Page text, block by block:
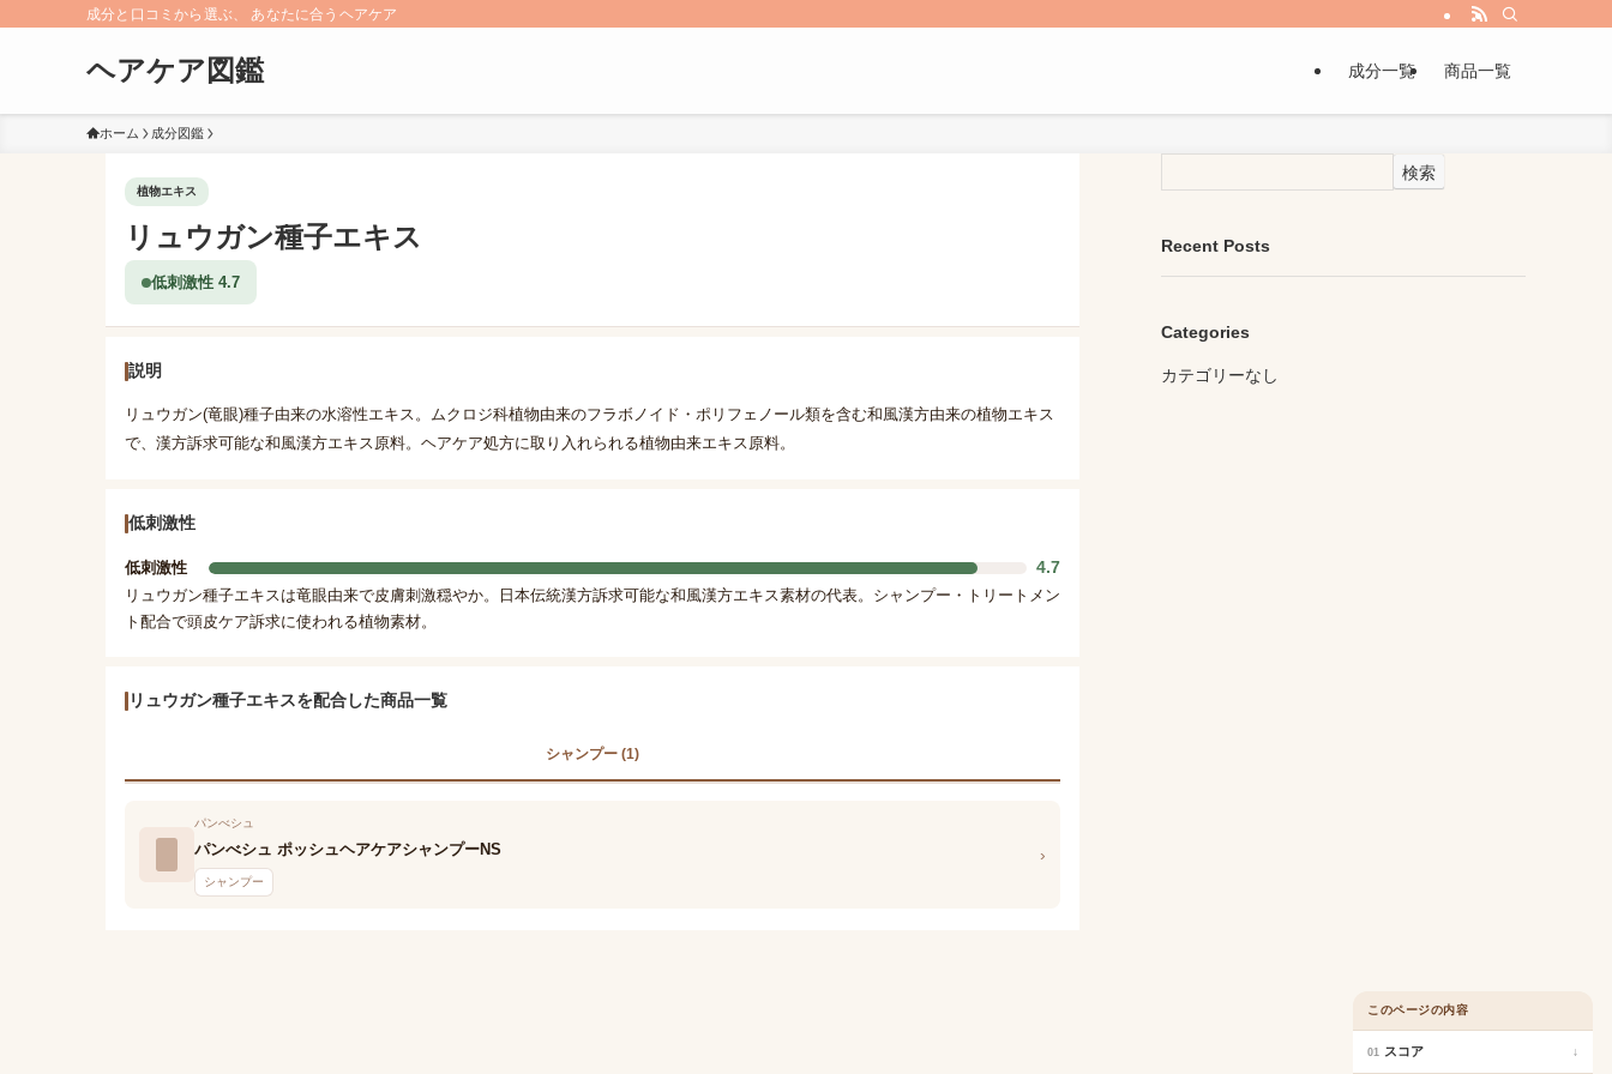
成分と口コミから選ぶ、 あなたに合うヘアケア
ヘアケア図鑑 成分一覧 商品一覧
ホーム 成分図鑑
植物エキス
リュウガン種子エキス
低刺激性 4.7
説明
リュウガン(竜眼)種子由来の水溶性エキス。ムクロジ科植物由来のフラボノイド・ポリフェノール類を含む和風漢方由来の植物エキス
で、漢方訴求可能な和風漢方エキス原料。ヘアケア処方に取り入れられる植物由来エキス原料。
低刺激性
低刺激性 4.7
リュウガン種子エキスは竜眼由来で皮膚刺激穏やか。日本伝統漢方訴求可能な和風漢方エキス素材の代表。シャンプー・トリートメン
ト配合で頭皮ケア訴求に使われる植物素材。
リュウガン種子エキスを配合した商品一覧
シャンプー (1)
パンべシュ
パンべシュ ポッシュヘアケアシャンプーNS
シャンプー
›
検索
Recent Posts
Categories
カテゴリーなし
このページの内容
01 スコア ↓